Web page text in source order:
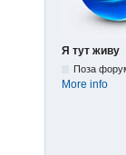
Я тут живу
Поза
More info